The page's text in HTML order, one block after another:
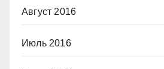
Август 2016
Июль 2016